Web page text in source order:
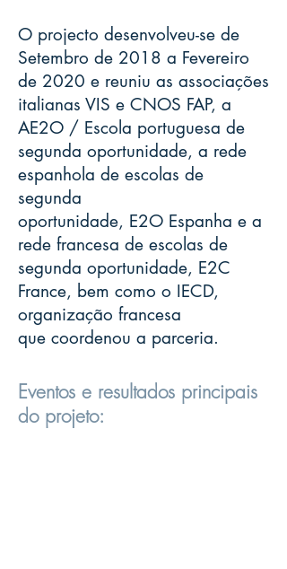
O projecto desenvolveu-se de
Setembro de 2018 a Fevereiro
de 2020 e reuniu as associações
italianas VIS e CNOS FAP, a
AE2O / Escola portuguesa de
segunda oportunidade, a rede
espanhola de escolas de
segunda
oportunidade, E2O Espanha e a
rede francesa de escolas de
segunda oportunidade, E2C
France, bem como o IECD,
organização francesa
que coordenou a parceria.
Eventos e resultados principais
do projeto: